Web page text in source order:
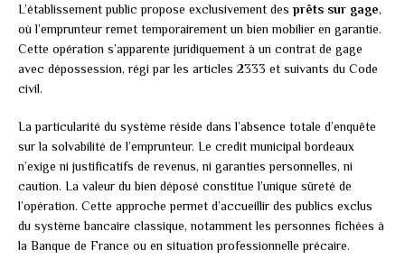
L’établissement public propose exclusivement des prêts sur gage,
où l’emprunteur remet temporairement un bien mobilier en garantie.
Cette opération s’apparente juridiquement à un contrat de gage
avec dépossession, régi par les articles 2333 et suivants du Code
civil.
La particularité du système réside dans l’absence totale d’enquête
sur la solvabilité de l’emprunteur. Le credit municipal bordeaux
n’exige ni justificatifs de revenus, ni garanties personnelles, ni
caution. La valeur du bien déposé constitue l’unique sûreté de
l’opération. Cette approche permet d’accueillir des publics exclus
du système bancaire classique, notamment les personnes fichées à
la Banque de France ou en situation professionnelle précaire.